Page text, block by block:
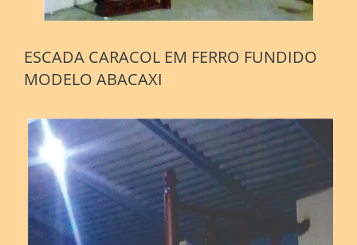
ESCADA CARACOL EM FERRO FUNDIDO
MODELO ABACAXI